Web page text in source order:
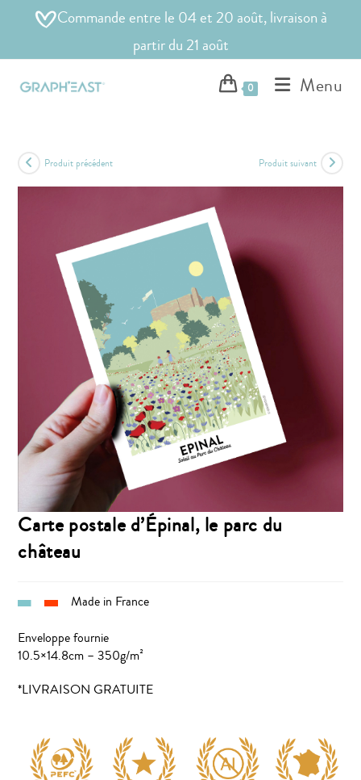
Commande entre le 04 et 20 août, livraison à
partir du 21 août
0 Menu
Produit précédent Produit suivant
Carte postale d’Épinal, le parc du
château
Made in France
Enveloppe fournie
10.5×14.8cm – 350g/m²
*LIVRAISON GRATUITE